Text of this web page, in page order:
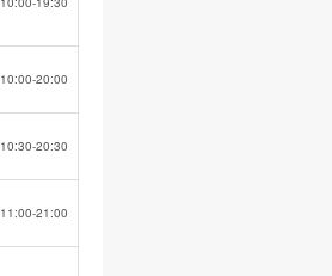
10:00-20:00
10:30-20:30
11:00-21:00